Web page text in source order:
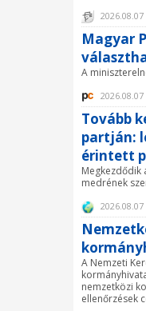
Magyar
A
Tovább
partján:
érintett
Megkezdődik
medrének
A Nemzeti
nemzetközi
ellenőrzések